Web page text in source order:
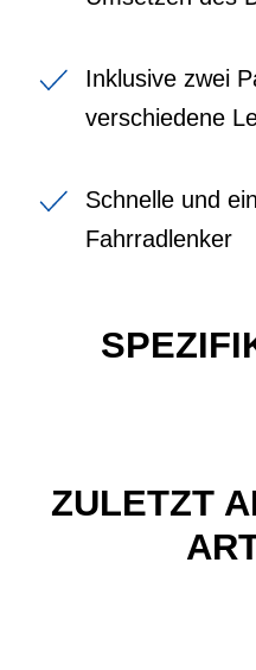
Inklusive zwei
verschiedene
Schnelle und
Fahrradlenker
ZULETZT